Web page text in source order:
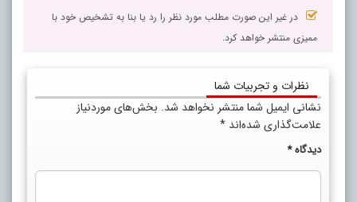
در غیر این صورت مطلب مورد نظر را رد یا بنا به تشخیص خود با
ممیزی منتشر خواهد کرد.
نظرات و تجربیات شما
نشانی ایمیل شما منتشر نخواهد شد. بخش‌های موردنیاز
علامت‌گذاری شده‌اند *
دیدگاه*